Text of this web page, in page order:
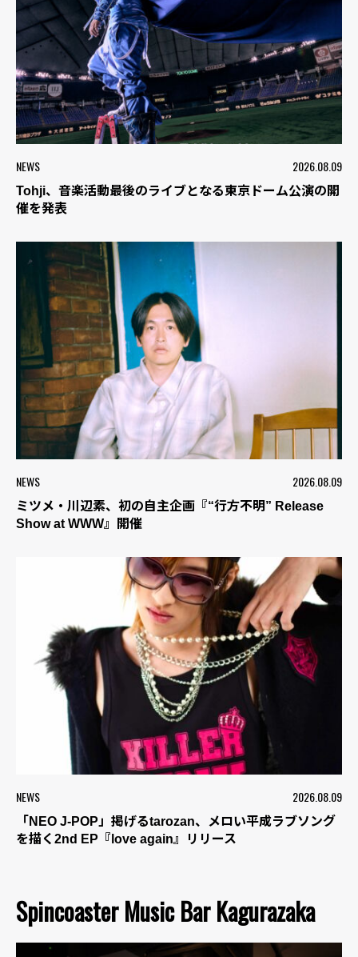
NEWS 2026.08.09
Tohji、音楽活動最後のライブとなる東京ドーム公演の開
催を発表
NEWS 2026.08.09
ミツメ・川辺素、初の自主企画『“行方不明” Release
Show at WWW』開催
NEWS 2026.08.09
「NEO J-POP」掲げるtarozan、メロい平成ラブソング
を描く2nd EP『love again』リリース
Spincoaster Music Bar Kagurazaka